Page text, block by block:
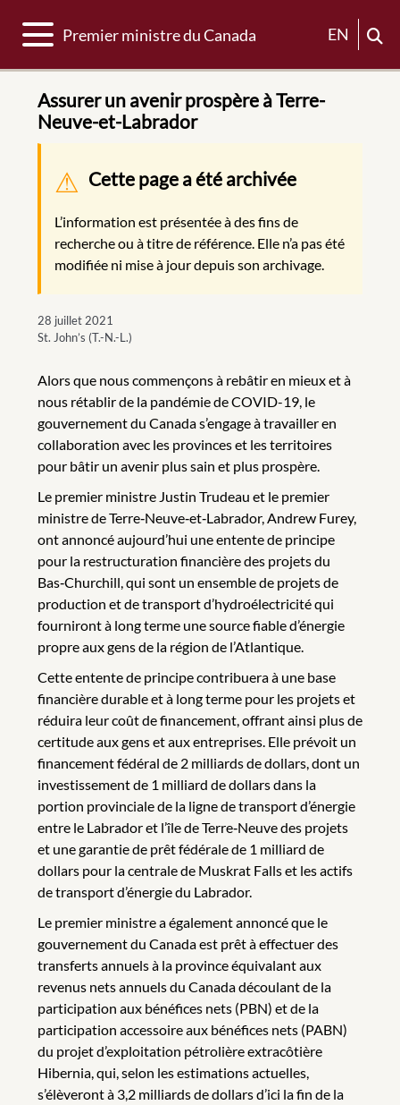
Basculer la navigation
Premier ministre du Canada EN
Assurer un avenir prospère à Terre-
Neuve-et-Labrador
Message d'avertissement
Cette page a été archivée
L’information est présentée à des fins de
recherche ou à titre de référence. Elle n’a pas été
modifiée ni mise à jour depuis son archivage.
28 juillet 2021
St. John’s (T.-N.-L.)
Alors que nous commençons à rebâtir en mieux et à
nous rétablir de la pandémie de COVID-19, le
gouvernement du Canada s’engage à travailler en
collaboration avec les provinces et les territoires
pour bâtir un avenir plus sain et plus prospère.
Le premier ministre Justin Trudeau et le premier
ministre de Terre‑Neuve‑et‑Labrador, Andrew Furey,
ont annoncé aujourd’hui une entente de principe
pour la restructuration financière des projets du
Bas‑Churchill, qui sont un ensemble de projets de
production et de transport d’hydroélectricité qui
fourniront à long terme une source fiable d’énergie
propre aux gens de la région de l’Atlantique.
Cette entente de principe contribuera à une base
financière durable et à long terme pour les projets et
réduira leur coût de financement, offrant ainsi plus de
certitude aux gens et aux entreprises. Elle prévoit un
financement fédéral de 2 milliards de dollars, dont un
investissement de 1 milliard de dollars dans la
portion provinciale de la ligne de transport d’énergie
entre le Labrador et l’île de Terre‑Neuve des projets
et une garantie de prêt fédérale de 1 milliard de
dollars pour la centrale de Muskrat Falls et les actifs
de transport d’énergie du Labrador.
Le premier ministre a également annoncé que le
gouvernement du Canada est prêt à effectuer des
transferts annuels à la province équivalant aux
revenus nets annuels du Canada découlant de la
participation aux bénéfices nets (PBN) et de la
participation accessoire aux bénéfices nets (PABN)
du projet d’exploitation pétrolière extracôtière
Hibernia, qui, selon les estimations actuelles,
s’élèveront à 3,2 milliards de dollars d’ici la fin de la